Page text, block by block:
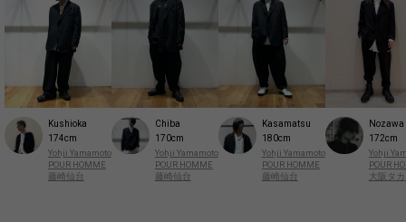
Kushioka
174cm
Yohji Yamamoto
POUR HOMME
藤崎仙台
Chiba
170cm
Yohji Yamamoto
POUR HOMME
藤崎仙台
Kasamatsu
180cm
Yohji Yamamoto
POUR HOMME
藤崎仙台
Nozawa
172cm
Yohji
POUR
大阪タ